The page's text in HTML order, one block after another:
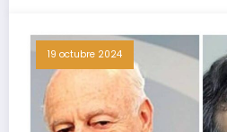
19 octubre 2024